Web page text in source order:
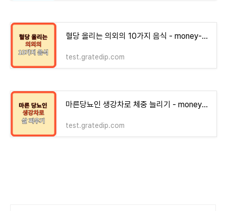
혈당 올리는 의외의 10가지 음식 - money-health
test.gratedip.com
마른당뇨인 생강차로 체중 늘리기 - money-health
test.gratedip.com